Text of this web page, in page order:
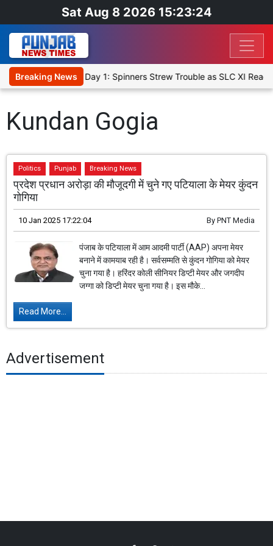
Sat Aug 8 2026 15:23:24
Breaking News
Warm-Up Match Day 1: Spinners Strew Trouble as SLC XI
Kundan Gogia
Politics Punjab Breaking News
प्रदेश प्रधान अरोड़ा की मौजूदगी में चुने गए पटियाला के मेयर कुंदन
गोगिया
10 Jan 2025 17:22:04 By PNT Media
पंजाब के पटियाला में आम आदमी पार्टी (AAP) अपना मेयर
बनाने में कामयाब रही है। सर्वसम्मति से कुंदन गोगिया को मेयर
चुना गया है। हरिंदर कोली सीनियर डिप्टी मेयर और जगदीप
जग्गा को डिप्टी मेयर चुना गया है। इस मौके...
Read More...
Advertisement